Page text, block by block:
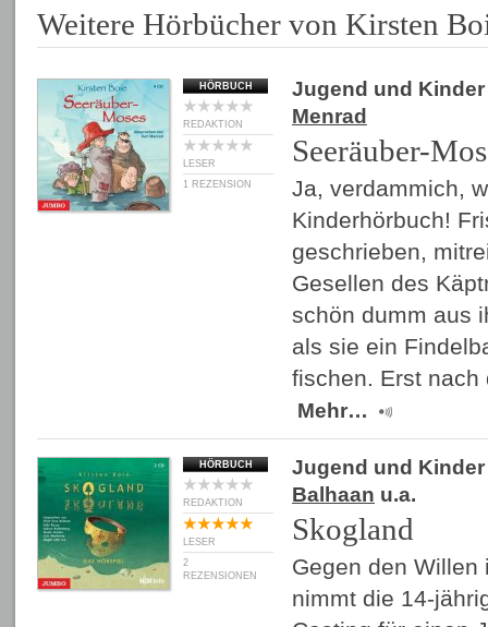
Weitere Hörbücher von Kirsten
HÖRBUCH
REDAKTION
LESER
1 REZENSION
Jugend und Kinder
Menrad
Seeräuber-
Ja, verdammich,
Kinderhörbuch!
geschrieben,
Gesellen des
schön dumm aus
als sie ein
fischen. Erst
Mehr…
HÖRBUCH
REDAKTION
LESER
2
REZENSIONEN
Jugend und Kinder
Balhaan u.a.
Skogland
Gegen den Willen
nimmt die 14-